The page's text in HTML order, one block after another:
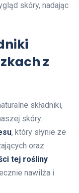
skóry, nadając
z
składniki,
skóry.
, który słynie ze
oraz
tej rośliny
nawilża i